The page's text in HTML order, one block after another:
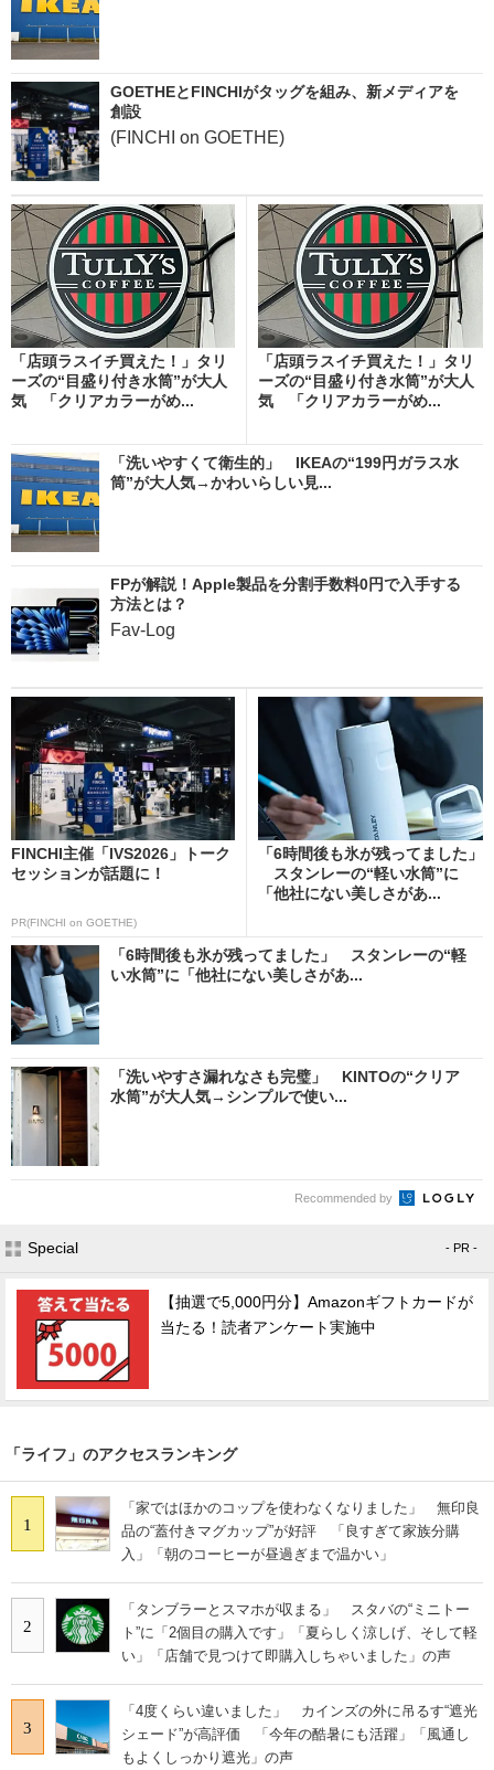
GOETHEとFINCHIがタッグを組み、新メディアを
創設
(FINCHI on GOETHE)
「店頭ラスイチ買えた！」タリ
ーズの“目盛り付き水筒”が大人
気 「クリアカラーがめ...
「店頭ラスイチ買えた！」タリ
ーズの“目盛り付き水筒”が大人
気 「クリアカラーがめ...
「洗いやすくて衛生的」 IKEAの“199円ガラス水
筒”が大人気→かわいらしい見...
FPが解説！Apple製品を分割手数料0円で入手する
方法とは？
Fav-Log
FINCHI主催「IVS2026」トーク
セッションが話題に！
PR(FINCHI on GOETHE)
「6時間後も氷が残ってました」
スタンレーの“軽い水筒”に
「他社にない美しさがあ...
「6時間後も氷が残ってました」 スタンレーの“軽
い水筒”に「他社にない美しさがあ...
「洗いやすさ漏れなさも完璧」 KINTOの“クリア
水筒”が大人気→シンプルで使い...
Recommended by
Special - PR -
【抽選で5,000円分】Amazonギフトカードが
当たる！読者アンケート実施中
「ライフ」のアクセスランキング
1
「家ではほかのコップを使わなくなりました」 無印良
品の“蓋付きマグカップ”が好評 「良すぎて家族分購
入」「朝のコーヒーが昼過ぎまで温かい」
2
「タンブラーとスマホが収まる」 スタバの“ミニトー
ト”に「2個目の購入です」「夏らしく涼しげ、そして軽
い」「店舗で見つけて即購入しちゃいました」の声
3
「4度くらい違いました」 カインズの外に吊るす“遮光
シェード”が高評価 「今年の酷暑にも活躍」「風通し
もよくしっかり遮光」の声